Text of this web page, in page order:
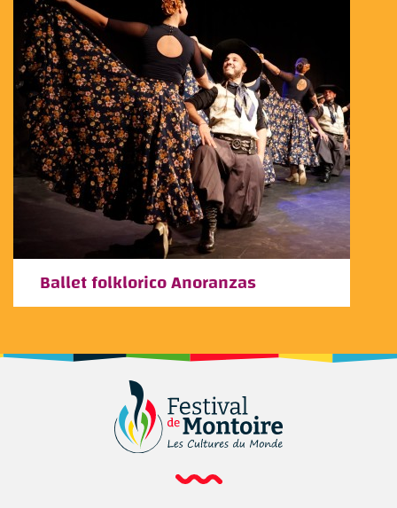
Ballet folklorico Anoranzas